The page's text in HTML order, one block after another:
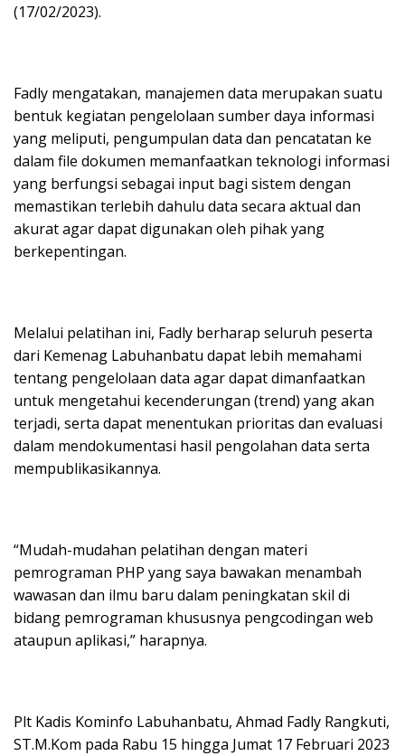
(17/02/2023).
Fadly mengatakan, manajemen data merupakan suatu
bentuk kegiatan pengelolaan sumber daya informasi
yang meliputi, pengumpulan data dan pencatatan ke
dalam file dokumen memanfaatkan teknologi informasi
yang berfungsi sebagai input bagi sistem dengan
memastikan terlebih dahulu data secara aktual dan
akurat agar dapat digunakan oleh pihak yang
berkepentingan.
Melalui pelatihan ini, Fadly berharap seluruh peserta
dari Kemenag Labuhanbatu dapat lebih memahami
tentang pengelolaan data agar dapat dimanfaatkan
untuk mengetahui kecenderungan (trend) yang akan
terjadi, serta dapat menentukan prioritas dan evaluasi
dalam mendokumentasi hasil pengolahan data serta
mempublikasikannya.
“Mudah-mudahan pelatihan dengan materi
pemrograman PHP yang saya bawakan menambah
wawasan dan ilmu baru dalam peningkatan skil di
bidang pemrograman khususnya pengcodingan web
ataupun aplikasi,” harapnya.
Plt Kadis Kominfo Labuhanbatu, Ahmad Fadly Rangkuti,
ST.M.Kom pada Rabu 15 hingga Jumat 17 Februari 2023